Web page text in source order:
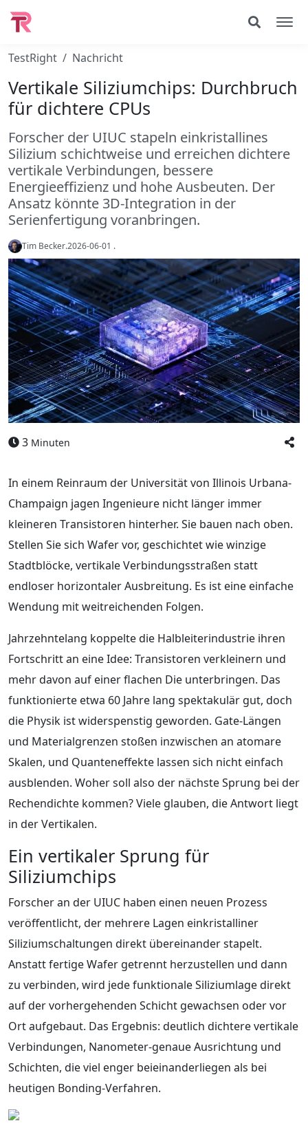
TestRight Nachricht
Vertikale Siliziumchips: Durchbruch
für dichtere CPUs
Forscher der UIUC stapeln einkristallines
Silizium schichtweise und erreichen dichtere
vertikale Verbindungen, bessere
Energieeffizienz und hohe Ausbeuten. Der
Ansatz könnte 3D-Integration in der
Serienfertigung voranbringen.
Tim Becker.2026-06-01 .
3 Minuten
In einem Reinraum der Universität von Illinois Urbana-
Champaign jagen Ingenieure nicht länger immer
kleineren Transistoren hinterher. Sie bauen nach oben.
Stellen Sie sich Wafer vor, geschichtet wie winzige
Stadtblöcke, vertikale Verbindungsstraßen statt
endloser horizontaler Ausbreitung. Es ist eine einfache
Wendung mit weitreichenden Folgen.
Jahrzehntelang koppelte die Halbleiterindustrie ihren
Fortschritt an eine Idee: Transistoren verkleinern und
mehr davon auf einer flachen Die unterbringen. Das
funktionierte etwa 60 Jahre lang spektakulär gut, doch
die Physik ist widerspenstig geworden. Gate-Längen
und Materialgrenzen stoßen inzwischen an atomare
Skalen, und Quanteneffekte lassen sich nicht einfach
ausblenden. Woher soll also der nächste Sprung bei der
Rechendichte kommen? Viele glauben, die Antwort liegt
in der Vertikalen.
Ein vertikaler Sprung für
Siliziumchips
Forscher an der UIUC haben einen neuen Prozess
veröffentlicht, der mehrere Lagen einkristalliner
Siliziumschaltungen direkt übereinander stapelt.
Anstatt fertige Wafer getrennt herzustellen und dann
zu verbinden, wird jede funktionale Siliziumlage direkt
auf der vorhergehenden Schicht gewachsen oder vor
Ort aufgebaut. Das Ergebnis: deutlich dichtere vertikale
Verbindungen, Nanometer-genaue Ausrichtung und
Schichten, die viel enger beieinanderliegen als bei
heutigen Bonding-Verfahren.